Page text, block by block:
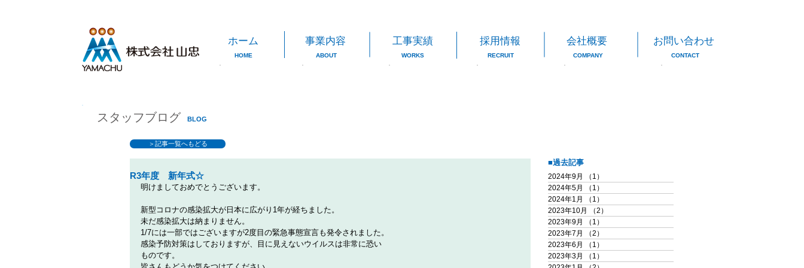
ホーム 事業内容 工事実績 採用情報 会社概要 お問い合わせ
HOME ABOUT WORKS RECRUIT COMPANY CONTACT
スタッフブログ BLOG
＞記事一覧へもどる
R3年度 新年式☆
明けましておめでとうございます。
新型コロナの感染拡大が日本に広がり1年が経ちました。
未だ感染拡大は納まりません。
1/7には一部ではございますが2度目の緊急事態宣言も発令されました。
感染予防対策はしておりますが、目に見えないウイルスは非常に恐い
ものです。
■過去記事
2024年9月 （1）
2024年5月
（1）
2024年1月
（1）
2023年10月
（2）
2023年9月
（1）
2023年7月
（2）
2023年6月
（1）
2023年3月
（1）